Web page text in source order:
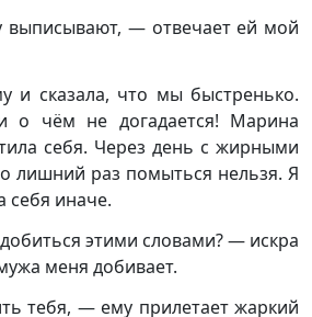
— отвечает ей мой
сказала, что мы быстренько.
о чём не догадается! Марина
себя. Через день с жирными
лишний раз помыться нельзя. Я
себя иначе.
этими словами? — искра
меня добивает.
тебя, — ему прилетает жаркий